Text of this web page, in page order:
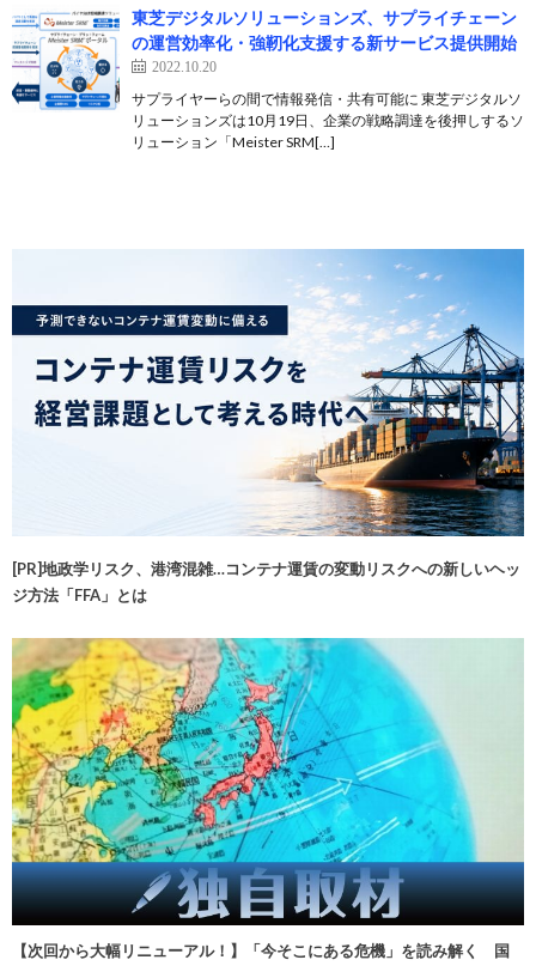
東芝デジタルソリューションズ、サプライチェーン
の運営効率化・強靭化支援する新サービス提供開始
2022.10.20
サプライヤーらの間で情報発信・共有可能に 東芝デジタルソ
リューションズは10月19日、企業の戦略調達を後押しするソ
リューション「Meister SRM[…]
[PR]地政学リスク、港湾混雑…コンテナ運賃の変動リスクへの新しいヘッ
ジ方法「FFA」とは
【次回から大幅リニューアル！】「今そこにある危機」を読み解く 国